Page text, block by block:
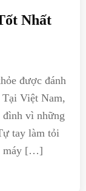
Nhất
được đánh
Việt Nam,
đình vì những
tay làm tỏi
máy […]